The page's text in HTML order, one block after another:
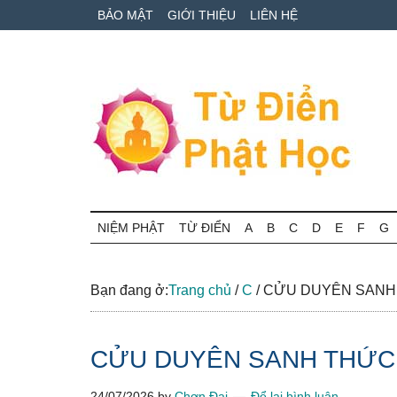
to
to
qua
BẢO MẬT GIỚI THIỆU LIÊN HỆ
Từ
điển
Phật
học
cứu
thuật
Phật
học
NIỆM PHẬT TỪ ĐIỂN A B C D E F G
Bạn đang ở:Trang chủ / C /CỬU DUYÊN
CỬU DUYÊN SANH THỨC